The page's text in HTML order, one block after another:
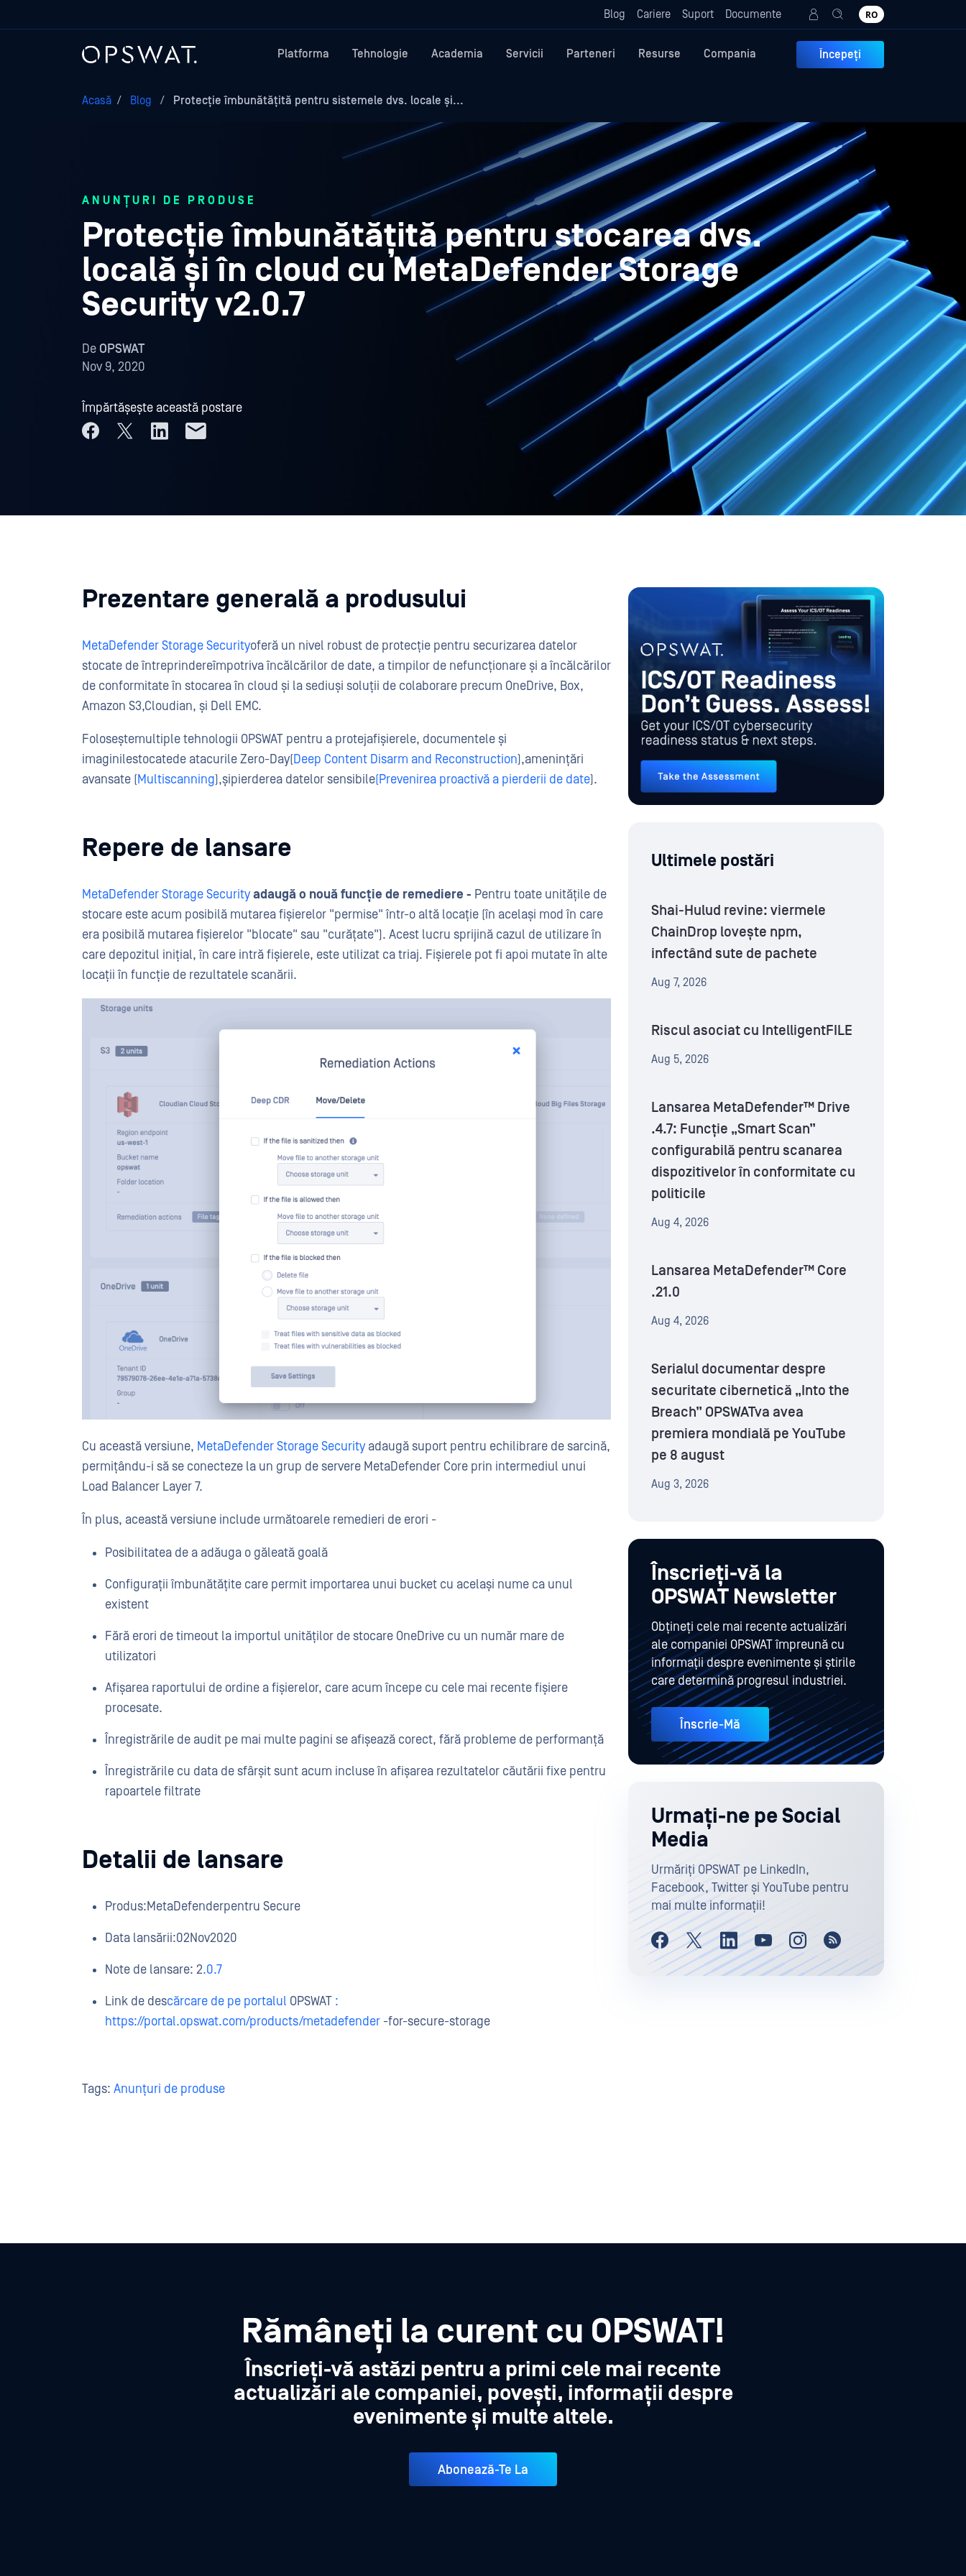
Blog Cariere Suport Documente RO
Platforma Tehnologie Academia Servicii Parteneri Resurse Compania Începeți
Acasă / Blog / Protecție îmbunătățită pentru sistemele dvs. locale și...
ANUNȚURI DE PRODUSE
Protecție îmbunătățită pentru stocarea dvs.
locală și în cloud cu MetaDefender Storage
Security v2.0.7
De OPSWAT
Nov 9, 2020
Împărtășește această postare
Prezentare generală a produsului
MetaDefender Storage Securityoferă un nivel robust de protecție pentru securizarea datelor
stocate de întreprindereîmpotriva încălcărilor de date, a timpilor de nefuncționare și a încălcărilor
de conformitate în stocarea în cloud și la sediuși soluții de colaborare precum OneDrive, Box,
Amazon S3,Cloudian, și Dell EMC.
Foloseștemultiple tehnologii OPSWAT pentru a protejafișierele, documentele și
imaginilestocatede atacurile Zero-Day(Deep Content Disarm and Reconstruction),amenințări
avansate (Multiscanning),șipierderea datelor sensibile(Prevenirea proactivă a pierderii de date).
Repere de lansare
MetaDefender Storage Securityadaugă o nouă funcție de remediere - Pentru toate unitățile de
stocare este acum posibilă mutarea fișierelor "permise" într-o altă locație (în același mod în care
era posibilă mutarea fișierelor "blocate" sau "curățate"). Acest lucru sprijină cazul de utilizare în
care depozitul inițial, în care intră fișierele, este utilizat ca triaj. Fișierele pot fi apoi mutate în alte
locații în funcție de rezultatele scanării.
Cu această versiune, MetaDefender Storage Securityadaugăsuport pentru echilibrare de sarcină,
permițându-i să se conecteze la un grup de servere MetaDefender Core prin intermediul unui
Load Balancer Layer 7.
În plus, această versiune include următoarele remedieri de erori -
Posibilitatea de a adăuga o găleată goală
Configurații îmbunătățite care permit importarea unui bucket cu același nume ca unul
existent
Fără erori de timeout la importul unităților de stocare OneDrive cu un număr mare de
utilizatori
Afișarea raportului de ordine a fișierelor, care acum începe cu cele mai recente fișiere
procesate.
Înregistrările de audit pe mai multe pagini se afișează corect, fără probleme de performanță
Înregistrările cu data de sfârșit sunt acum incluse în afișarea rezultatelor căutării fixe pentru
rapoartele filtrate
Detalii de lansare
Produs:MetaDefenderpentru Secure
Data lansării:02Nov2020
Note de lansare: 2.0.7
Link de descărcare de pe portalul OPSWAT :
https://portal.opswat.com/products/metadefender -for-secure-storage
Tags: Anunțuri de produse
Ultimele postări
Shai-Hulud revine: viermele
ChainDrop lovește npm,
infectând sute de pachete
Aug 7, 2026
Riscul asociat cu IntelligentFILE
Aug 5, 2026
Lansarea MetaDefender™ Drive
.4.7: Funcție „Smart Scan”
configurabilă pentru scanarea
dispozitivelor în conformitate cu
politicile
Aug 4, 2026
Lansarea MetaDefender™ Core
.21.0
Aug 4, 2026
Serialul documentar despre
securitate cibernetică „Into the
Breach” OPSWATva avea
premiera mondială pe YouTube
pe 8 august
Aug 3, 2026
Înscrieți-vă la
OPSWAT Newsletter
Obțineți cele mai recente actualizări
ale companiei OPSWAT împreună cu
informații despre evenimente și știrile
care determină progresul industriei.
Înscrie-Mă
Urmați-ne pe Social
Media
Urmăriți OPSWAT pe LinkedIn,
Facebook, Twitter și YouTube pentru
mai multe informații!
Rămâneți la curent cu OPSWAT!
Înscrieți-vă astăzi pentru a primi cele mai recente
actualizări ale companiei, povești, informații despre
evenimente și multe altele.
Abonează-Te La